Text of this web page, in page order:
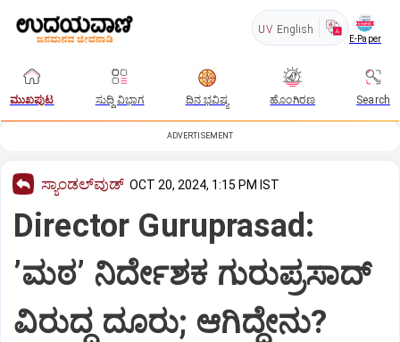
UV English
E-Paper
ಮುಖಪುಟ ಸುದ್ದಿ ವಿಭಾಗ ದಿನ ಭವಿಷ್ಯ ಹೊಂಗಿರಣ Search
ADVERTISEMENT
ಸ್ಯಾಂಡಲ್‌ವುಡ್‌ OCT 20, 2024, 1:15 PM IST
Director Guruprasad:
ʼಮಠʼ ನಿರ್ದೇಶಕ ಗುರುಪ್ರಸಾದ್
ವಿರುದ್ಧ ದೂರು; ಆಗಿದ್ದೇನು?